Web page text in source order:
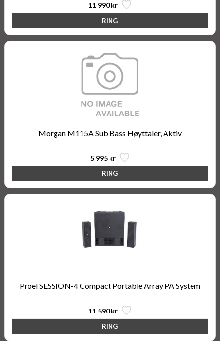
11 990 kr
Morgan M115A Sub Bass Høyttaler, Aktiv
5 995 kr
Proel SESSION-4 Compact Portable Array PA System
11 590 kr